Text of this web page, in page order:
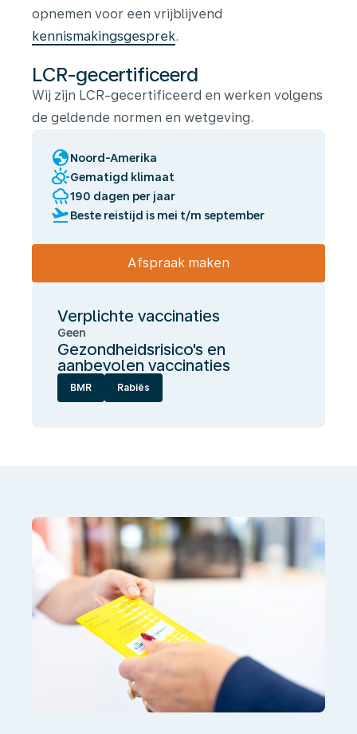
opnemen voor een vrijblijvend
kennismakingsgesprek.
LCR-gecertificeerd
Wij zijn LCR-gecertificeerd en werken volgens
de geldende normen en wetgeving.
globeNoord-Amerika
partly_cloudy_dayGematigd klimaat
rainy190 dagen per jaar
flight_takeoffBeste reistijd is mei t/m september
Afspraak maken
Verplichte vaccinaties
Geen
Gezondheidsrisico's en
aanbevolen vaccinaties
BMR Rabiës
onbezorgd
reizen
werken